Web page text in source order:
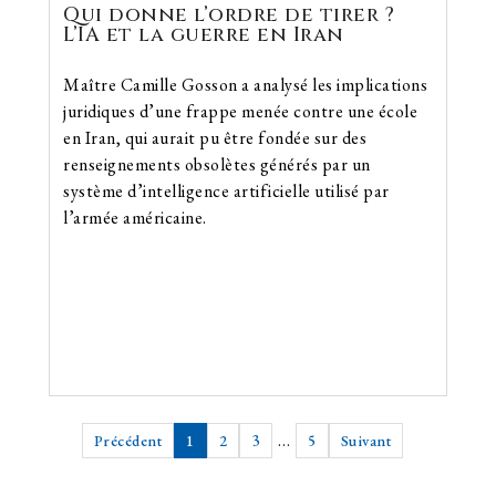
Qui donne l’ordre de tirer ?
L’IA et la guerre en Iran
Maître Camille Gosson a analysé les implications
juridiques d’une frappe menée contre une école
en Iran, qui aurait pu être fondée sur des
renseignements obsolètes générés par un
système d’intelligence artificielle utilisé par
l’armée américaine.
Précédent 1 2 3 … 5 Suivant